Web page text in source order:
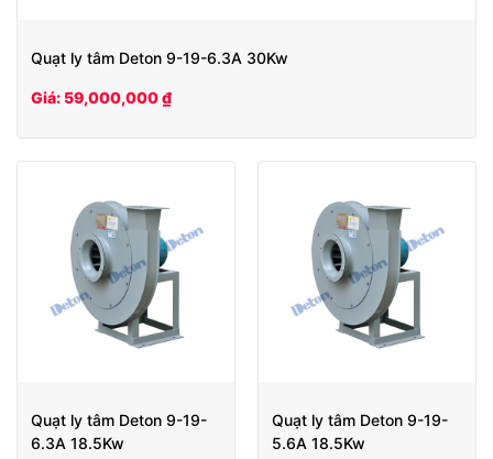
Quạt ly tâm Deton 9-19-6.3A 30Kw
Giá: 59,000,000 ₫
Quạt ly tâm Deton 9-19-
6.3A 18.5Kw
Quạt ly tâm Deton 9-19-
5.6A 18.5Kw